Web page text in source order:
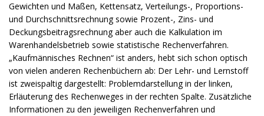
Gewichten und Maßen, Kettensatz, Verteilungs-, Proportions-
und Durchschnittsrechnung sowie Prozent-, Zins- und
Deckungsbeitragsrechnung aber auch die Kalkulation im
Warenhandelsbetrieb sowie statistische Rechenverfahren.
„Kaufmännisches Rechnen“ ist anders, hebt sich schon optisch
von vielen anderen Rechenbüchern ab: Der Lehr- und Lernstoff
ist zweispaltig dargestellt: Problemdarstellung in der linken,
Erläuterung des Rechenweges in der rechten Spalte. Zusätzliche
Informationen zu den jeweiligen Rechenverfahren und